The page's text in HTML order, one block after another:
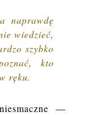
naprawdę
wiedzieć,
szybko
kto
ręku.
—